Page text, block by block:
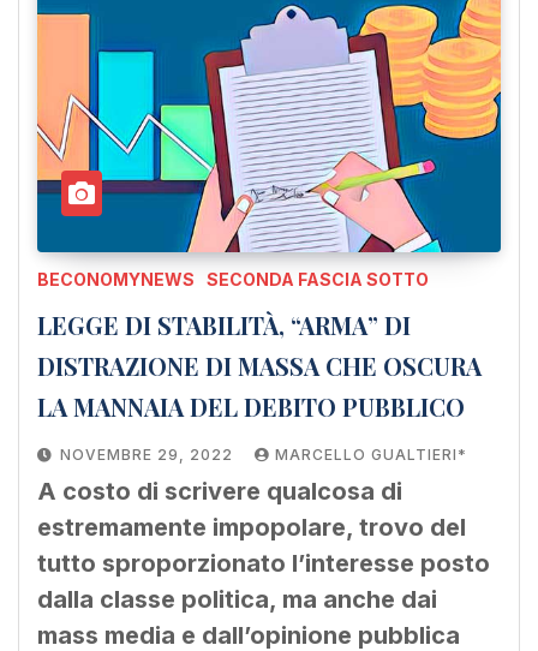
BECONOMYNEWS SECONDA FASCIA SOTTO
LEGGE DI STABILITÀ, “ARMA” DI
DISTRAZIONE DI MASSA CHE OSCURA
LA MANNAIA DEL DEBITO PUBBLICO
NOVEMBRE 29, 2022 MARCELLO GUALTIERI*
A costo di scrivere qualcosa di
estremamente impopolare, trovo del
tutto sproporzionato l’interesse posto
dalla classe politica, ma anche dai
mass media e dall’opinione pubblica